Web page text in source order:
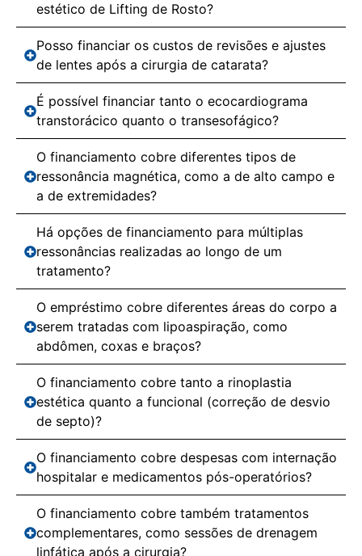
estético de Lifting de Rosto?
Posso financiar os custos de revisões e ajustes
de lentes após a cirurgia de catarata?
É possível financiar tanto o ecocardiograma
transtorácico quanto o transesofágico?
O financiamento cobre diferentes tipos de
ressonância magnética, como a de alto campo e
a de extremidades?
Há opções de financiamento para múltiplas
ressonâncias realizadas ao longo de um
tratamento?
O empréstimo cobre diferentes áreas do corpo a
serem tratadas com lipoaspiração, como
abdômen, coxas e braços?
O financiamento cobre tanto a rinoplastia
estética quanto a funcional (correção de desvio
de septo)?
O financiamento cobre despesas com internação
hospitalar e medicamentos pós-operatórios?
O financiamento cobre também tratamentos
complementares, como sessões de drenagem
linfática após a cirurgia?